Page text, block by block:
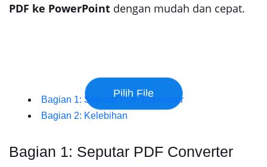
PDF ke PowerPoint dengan mudah dan cepat.
Bagian 1: Seputar PDF Converter
Bagian 2: Kelebihan
Bagian 1: Seputar PDF Converter